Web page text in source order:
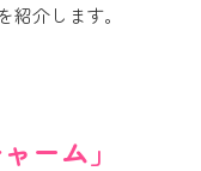
紹介します。
ーム」